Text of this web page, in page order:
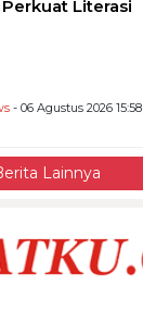
Literasi
- 06 Agustus 2026 15:58
Lainnya